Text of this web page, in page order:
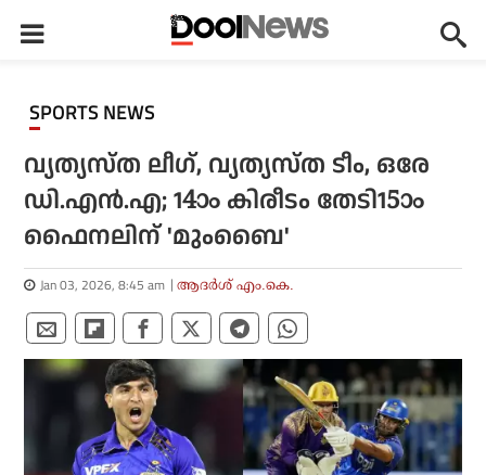
SPORTS NEWS
വ്യത്യസ്ത ലീഗ്, വ്യത്യസ്ത ടീം, ഒരേ
ഡി.എന്‍.എ; 14ാം കിരീടം തേടി15ാം
ഫൈനലിന് 'മുംബൈ'
Jan 03, 2026, 8:45 am ആദർശ് എം.കെ.